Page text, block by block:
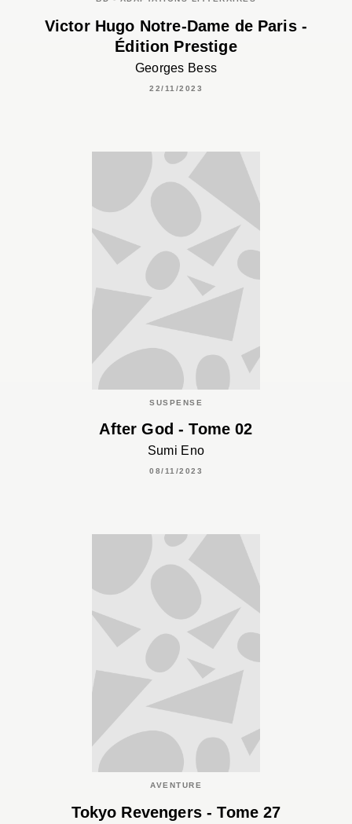
Victor Hugo Notre-Dame de Paris -
Édition Prestige
Georges Bess
22/11/2023
SUSPENSE
After God - Tome 02
Sumi Eno
08/11/2023
AVENTURE
Tokyo Revengers - Tome 27